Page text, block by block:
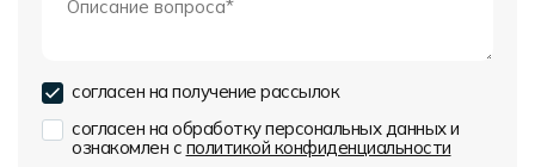
согласен на получение рассылок
согласен на обработку персональных данных и
ознакомлен с политикой конфиденциальности